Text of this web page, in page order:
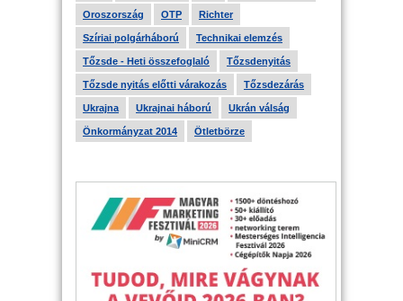
Oroszország OTP Richter
Szíriai polgárháború Technikai elemzés
Tőzsde - Heti összefoglaló Tőzsdenyitás
Tőzsde nyitás előtti várakozás Tőzsdezárás
Ukrajna Ukrajnai háború Ukrán válság
Önkormányzat 2014 Ötletbörze